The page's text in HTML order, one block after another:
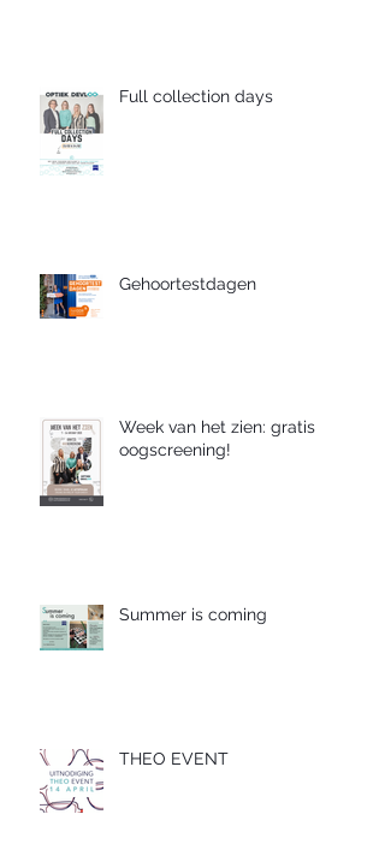
Full collection days
Gehoortestdagen
Week van het zien: gratis
oogscreening!
Summer is coming
THEO EVENT